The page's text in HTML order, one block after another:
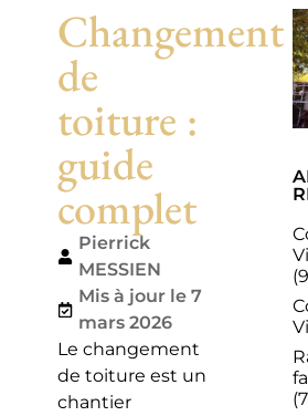
Changement
de
toiture :
guide
complet
Pierrick
MESSIEN
Mis à jour le 7
mars 2026
Le changement
de toiture est un
chantier